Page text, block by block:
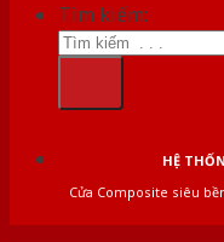
Tìm kiếm:
HỆ
Cửa Composite siêu